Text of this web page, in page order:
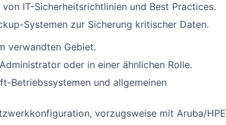
IT-Sicherheitsrichtlinien und Best Practices.
Systemen zur Sicherung kritischer Daten.
verwandten Gebiet.
oder in einer ähnlichen Rolle.
Betriebssystemen und allgemeinen
vorzugsweise mit Aruba/HPE